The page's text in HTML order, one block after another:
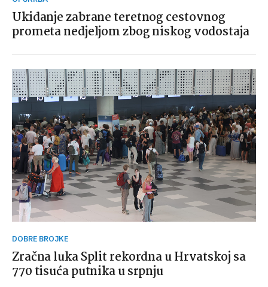
Ukidanje zabrane teretnog cestovnog
prometa nedjeljom zbog niskog vodostaja
DOBRE BROJKE
Zračna luka Split rekordna u Hrvatskoj sa
770 tisuća putnika u srpnju